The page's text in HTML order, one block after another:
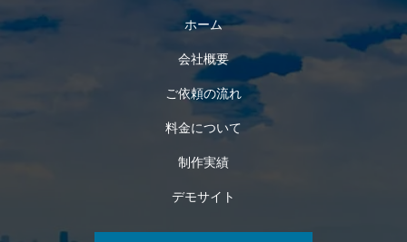
ホーム
会社概要
ご依頼の流れ
料金について
制作実績
デモサイト